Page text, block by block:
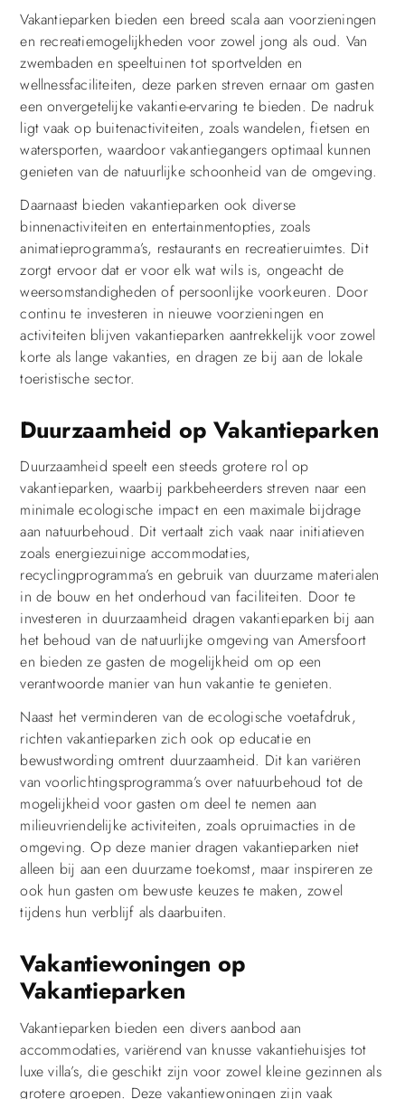
Vakantieparken bieden een breed scala aan voorzieningen
en recreatiemogelijkheden voor zowel jong als oud. Van
zwembaden en speeltuinen tot sportvelden en
wellnessfaciliteiten, deze parken streven ernaar om gasten
een onvergetelijke vakantie-ervaring te bieden. De nadruk
ligt vaak op buitenactiviteiten, zoals wandelen, fietsen en
watersporten, waardoor vakantiegangers optimaal kunnen
genieten van de natuurlijke schoonheid van de omgeving.
Daarnaast bieden vakantieparken ook diverse
binnenactiviteiten en entertainmentopties, zoals
animatieprogramma’s, restaurants en recreatieruimtes. Dit
zorgt ervoor dat er voor elk wat wils is, ongeacht de
weersomstandigheden of persoonlijke voorkeuren. Door
continu te investeren in nieuwe voorzieningen en
activiteiten blijven vakantieparken aantrekkelijk voor zowel
korte als lange vakanties, en dragen ze bij aan de lokale
toeristische sector.
Duurzaamheid op Vakantieparken
Duurzaamheid speelt een steeds grotere rol op
vakantieparken, waarbij parkbeheerders streven naar een
minimale ecologische impact en een maximale bijdrage
aan natuurbehoud. Dit vertaalt zich vaak naar initiatieven
zoals energiezuinige accommodaties,
recyclingprogramma’s en gebruik van duurzame materialen
in de bouw en het onderhoud van faciliteiten. Door te
investeren in duurzaamheid dragen vakantieparken bij aan
het behoud van de natuurlijke omgeving van Amersfoort
en bieden ze gasten de mogelijkheid om op een
verantwoorde manier van hun vakantie te genieten.
Naast het verminderen van de ecologische voetafdruk,
richten vakantieparken zich ook op educatie en
bewustwording omtrent duurzaamheid. Dit kan variëren
van voorlichtingsprogramma’s over natuurbehoud tot de
mogelijkheid voor gasten om deel te nemen aan
milieuvriendelijke activiteiten, zoals opruimacties in de
omgeving. Op deze manier dragen vakantieparken niet
alleen bij aan een duurzame toekomst, maar inspireren ze
ook hun gasten om bewuste keuzes te maken, zowel
tijdens hun verblijf als daarbuiten.
Vakantiewoningen op
Vakantieparken
Vakantieparken bieden een divers aanbod aan
accommodaties, variërend van knusse vakantiehuisjes tot
luxe villa’s, die geschikt zijn voor zowel kleine gezinnen als
grotere groepen. Deze vakantiewoningen zijn vaak